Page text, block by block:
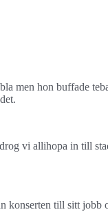
men hon buffade
vi allihopa in till
konserten till sitt jobb